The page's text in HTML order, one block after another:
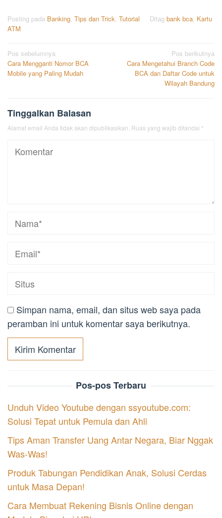
Posting pada Banking Tips dan Trick Tutorial Ditag bank bca Kartu
ATM
Navigasi
pos
Pos sebelumnya
Cara Mengganti Nomor BCA
Mobile yang Paling Mudah
Pos berikutnya
Cara Mengetahui Branch Code
BCA dan Daftar Code untuk
Wilayah Bandung
Tinggalkan Balasan
Alamat email Anda tidak akan dipublikasikan. Ruas yang wajib ditandai *
Simpan nama, email, dan situs web saya pada
peramban ini untuk komentar saya berikutnya.
Pos-pos Terbaru
Unduh Video Youtube dengan ssyoutube.com:
Solusi Tepat untuk Pemula dan Ahli
Tips Aman Transfer Uang Antar Negara, Biar Nggak
Was-Was!
Produk Tabungan Pendidikan Anak, Solusi Cerdas
untuk Masa Depan!
Cara Membuat Rekening Bisnis Online dengan